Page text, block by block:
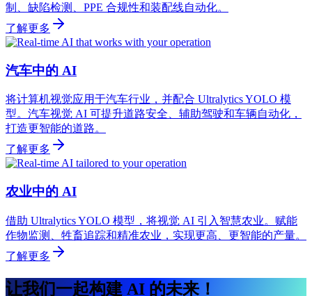
制、缺陷检测、PPE 合规性和装配线自动化。
了解更多
汽车中的 AI
将计算机视觉应用于汽车行业，并配合 Ultralytics YOLO 模
型。汽车视觉 AI 可提升道路安全、辅助驾驶和车辆自动化，
打造更智能的道路。
了解更多
农业中的 AI
借助 Ultralytics YOLO 模型，将视觉 AI 引入智慧农业。赋能
作物监测、牲畜追踪和精准农业，实现更高、更智能的产量。
了解更多
让我们一起构建 AI 的未来！